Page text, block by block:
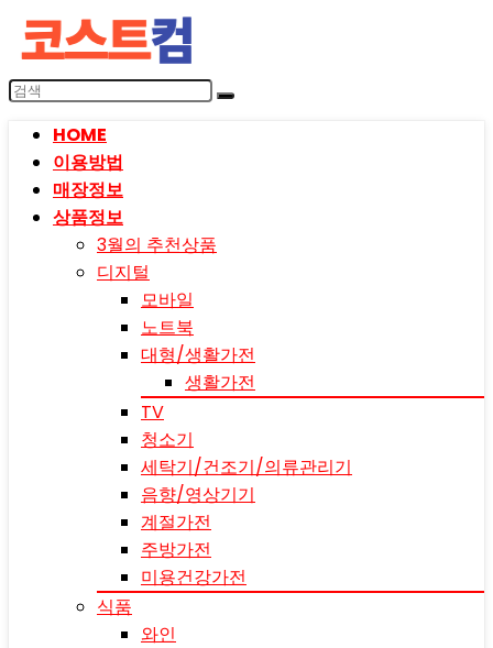
HOME
이용방법
매장정보
상품정보
3월의 추천상품
디지털
모바일
노트북
대형/생활가전
생활가전
TV
청소기
세탁기/건조기/의류관리기
음향/영상기기
계절가전
주방가전
미용건강가전
식품
와인